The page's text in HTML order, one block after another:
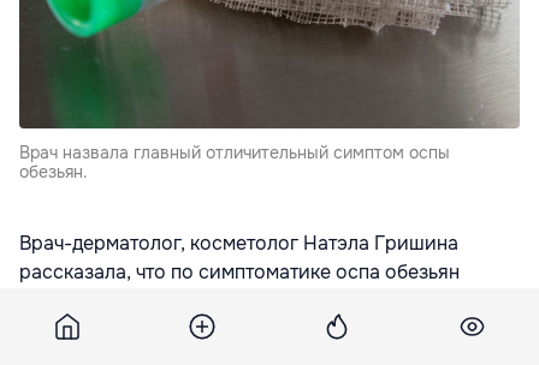
Врач назвала главный отличительный симптом оспы
обезьян.
Врач-дерматолог, косметолог Натэла Гришина
рассказала, что по симптоматике оспа обезьян
есть ярко выраженным увеличением размеров